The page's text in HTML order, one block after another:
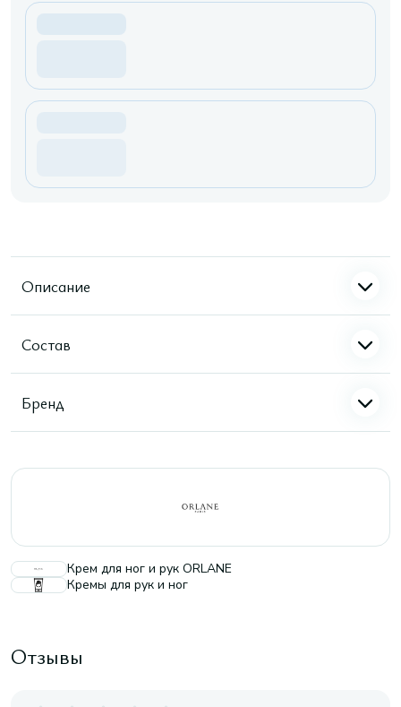
Описание
Состав
Бренд
Крем для ног и рук ORLANE
Кремы для рук и ног
Отзывы